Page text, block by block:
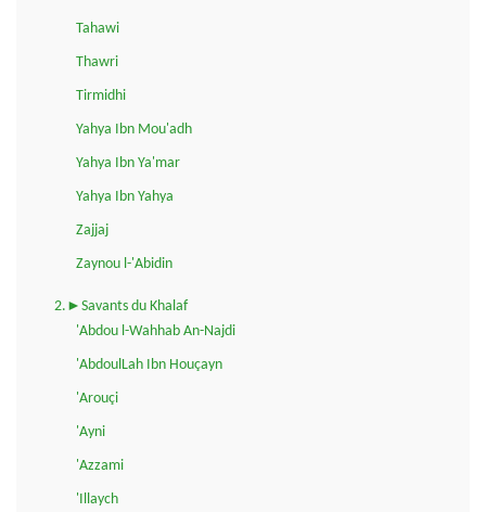
Tahawi
Thawri
Tirmidhi
Yahya Ibn Mou'adh
Yahya Ibn Ya'mar
Yahya Ibn Yahya
Zajjaj
Zaynou l-'Abidin
2.►Savants du Khalaf
'Abdou l-Wahhab An-Najdi
'AbdoulLah Ibn Houçayn
'Arouçi
'Ayni
'Azzami
'Illaych